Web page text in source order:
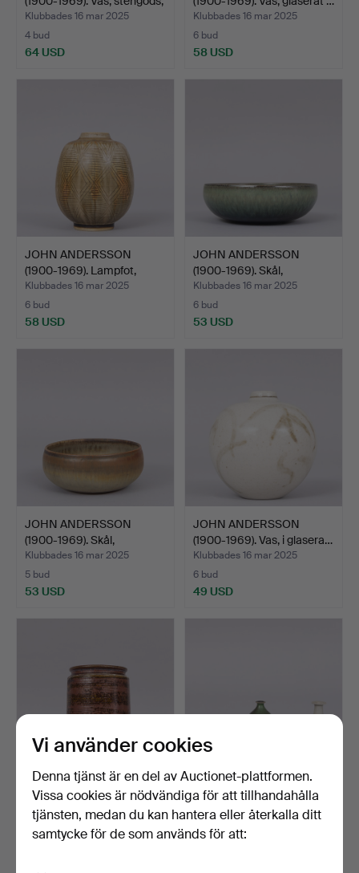
…
Klubbades 16 mar 2025
4 bud
64 USD
Klubbades 16 mar 2025
6 bud
58 USD
JOHN ANDERSSON
(1900-1969). Lampfot,
beige…
Klubbades 16 mar 2025
6 bud
58 USD
JOHN ANDERSSON
(1900-1969). Skål,
stengods…
Klubbades 16 mar 2025
6 bud
53 USD
JOHN ANDERSSON
(1900-1969). Skål,
stengods…
Klubbades 16 mar 2025
5 bud
53 USD
JOHN ANDERSSON
(1900-1969). Vas, i glasera…
Klubbades 16 mar 2025
6 bud
49 USD
JOHN ANDERSSON
(1900-1969). Kruka,
glasera…
Klubbades 16 mar 2025
JOHN ANDERSSON
(1900-1969). Miniatyrer, 8 …
Vi använder cookies
Denna tjänst är en del av Auctionet-plattformen.
Vissa cookies är nödvändiga för att tillhandahålla
tjänsten, medan du kan hantera eller återkalla ditt
samtycke för de som används för att: